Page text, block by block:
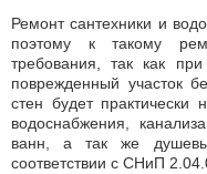
Ремонт сантехники и
поэтому к такому
требования, так как
поврежденный участок
стен будет
водоснабжения,
ванн, а так же
соответствии с СНиП